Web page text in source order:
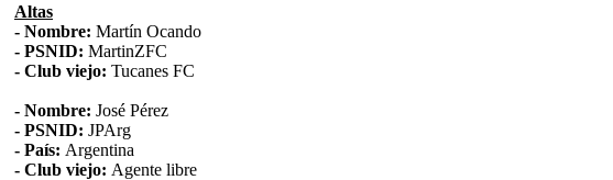
Altas
- Nombre: Martín Ocando
- PSNID: MartinZFC
- Club viejo: Tucanes FC
- Nombre: José Pérez
- PSNID: JPArg
- País: Argentina
- Club viejo: Agente libre